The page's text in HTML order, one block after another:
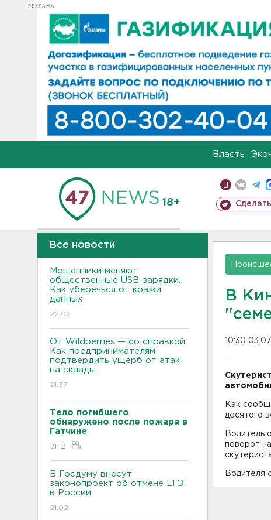
РЕКЛАМА
Власть
18+
Все новости
Мошенники меняют
общественные USB-зарядки.
Как уберечься от кражи
данных
22:02
От Wildberries — со справкой.
Как предпринимателям
подтвердить ущерб от атак
на склады
21:37
Тело погибшего
обнаружено после пожара в
Гатчине
21:12
В Госдуму внесут
законопроект об отмене ЕГЭ
в России
21:02
В
10:30
Как
десятого
Водитель
поворот
Водителя